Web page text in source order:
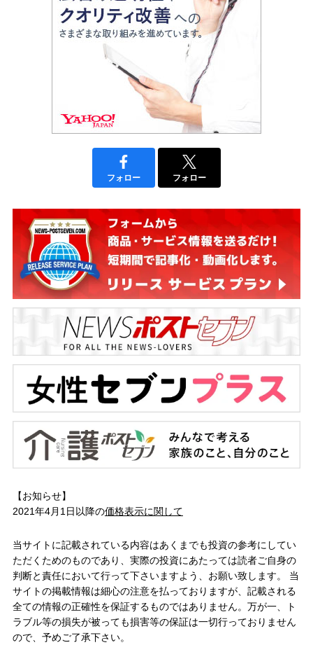
フォロー フォロー
【お知らせ】
2021年4月1日以降の価格表示に関して
当サイトに記載されている内容はあくまでも投資の参考にしてい
ただくためのものであり、実際の投資にあたっては読者ご自身の
判断と責任において行って下さいますよう、お願い致します。 当
サイトの掲載情報は細心の注意を払っておりますが、記載される
全ての情報の正確性を保証するものではありません。万が一、ト
ラブル等の損失が被っても損害等の保証は一切行っておりません
ので、予めご了承下さい。